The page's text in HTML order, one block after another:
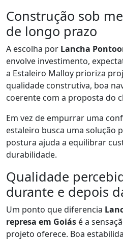
Construção sob
de longo prazo
A escolha por Lancha
envolve investimento,
a Estaleiro Malloy prioriza
qualidade construtiva, boa
coerente com a proposta do
Em vez de empurrar uma
estaleiro busca uma solução
postura ajuda a equilibrar
durabilidade.
Qualidade
durante e depois
Um ponto que diferencia
represa em Goiás é a
projeto oferece. Boa